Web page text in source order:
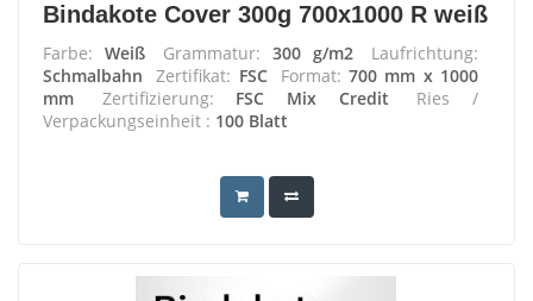
Bindakote Cover 300g 700x1000 R weiß
Farbe: Weiß Grammatur: 300 g/m2
Laufrichtung:
Schmalbahn
Zertifikat: FSC Format:700 mm x 1000
mm
Zertifizierung: FSC Mix Credit
Ries /
Verpackungseinheit : 100 Blatt